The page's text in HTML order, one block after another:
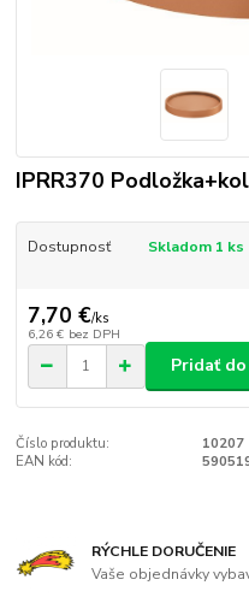
IPRR370
Dostupnosť Skladom 1 ks
7,70 €/ks
6,26 € bez DPH
Pridať
Číslo produktu:
10207
EAN kód:
RÝCHLE DORUČENIE
Vaše objednávky